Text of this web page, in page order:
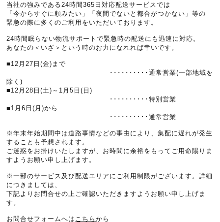
当社の強みである24時間365日対応配送サービスでは
「今からすぐに頼みたい」「夜間でないと都合がつかない」等の
緊急の際に多くのご利用をいただいております。
24時間眠らない物流サポートで緊急時の配送にも迅速に対応。
あなたの＜いざ＞という時のお力になれれば幸いです。
■12月27日(金)まで
･･････････通常営業(一部地域を
除く)
■12月28日(土)～1月5日(日)
･･････････特別営業
■1月6日(月)から
･･････････通常営業
※年末年始期間中は道路事情などの事由により、集配に遅れが発生
することも予想されます。
ご迷惑をお掛けいたしますが、お時間に余裕をもってご用命賜りま
すようお願い申し上げます。
※一部のサービス及び配送エリアにご利用制限がございます。詳細
につきましては、
下記よりお問合せの上ご確認いただきますようお願い申し上げま
す。
お問合せフォームへは こちらから